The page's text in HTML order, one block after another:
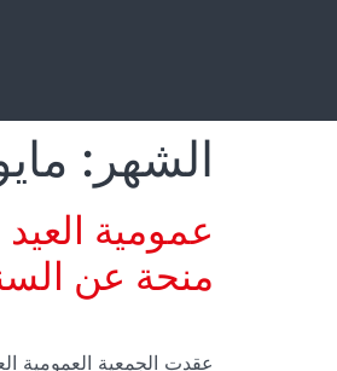
الشهر: مايو
منحة عن السنة